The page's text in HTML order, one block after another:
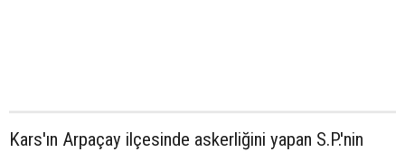
Kars'ın Arpaçay ilçesinde askerliğini yapan S.P.'nin